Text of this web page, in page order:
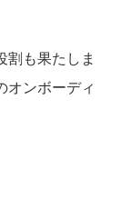
割も果たしま
オンボーディ